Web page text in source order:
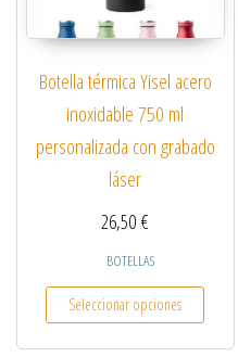
Botella térmica Yisel acero
inoxidable 750 ml
personalizada con grabado
láser
26,50€
BOTELLAS
Seleccionar opciones
Este